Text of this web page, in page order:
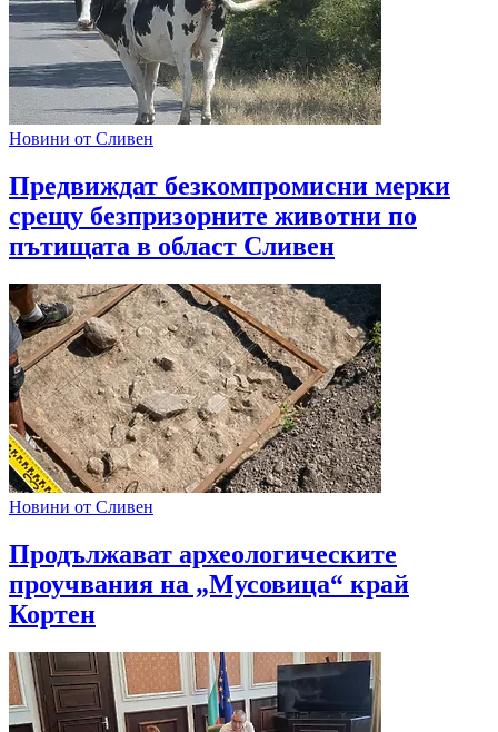
Новини от Сливен
Предвиждат безкомпромисни мерки
срещу безпризорните животни по
пътищата в област Сливен
Новини от Сливен
Продължават археологическите
проучвания на „Мусовица“ край
Кортен